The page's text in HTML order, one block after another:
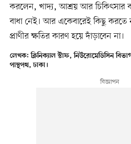
করলেন, খাদ্য, আশ্রয় আর চিকিৎসার
বাধা নেই। আর একেবারেই কিছু
প্রাণীর ক্ষতির কারণ হয়ে দাঁড়াবেন না।
লেখক: ক্লিনিক্যাল স্টাফ, নিউরোমেডিসিন
পান্থপথ, ঢাকা।